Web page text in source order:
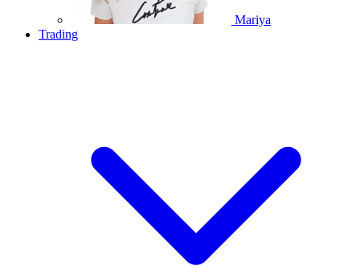
Mariya
Trading